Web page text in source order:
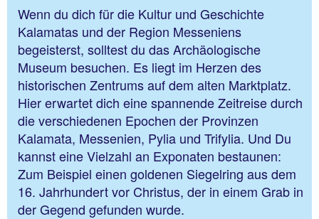
Wenn du dich für die Kultur und Geschichte
Kalamatas und der Region Messeniens
begeisterst, solltest du das Archäologische
Museum besuchen. Es liegt im Herzen des
historischen Zentrums auf dem alten Marktplatz.
Hier erwartet dich eine spannende Zeitreise durch
die verschiedenen Epochen der Provinzen
Kalamata, Messenien, Pylia und Trifylia. Und Du
kannst eine Vielzahl an Exponaten bestaunen:
Zum Beispiel einen goldenen Siegelring aus dem
16. Jahrhundert vor Christus, der in einem Grab in
der Gegend gefunden wurde.